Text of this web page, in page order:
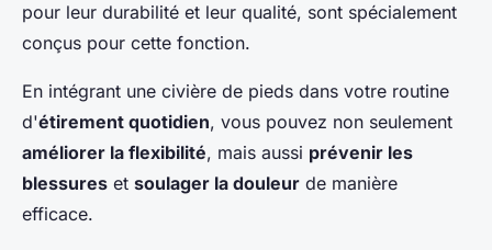
pour leur durabilité et leur qualité, sont spécialement
conçus pour cette fonction.
En intégrant une civière de pieds dans votre routine
d'étirement quotidien, vous pouvez non seulement
améliorer la flexibilité, mais aussi prévenir les
blessures et soulager la douleur de manière
efficace.